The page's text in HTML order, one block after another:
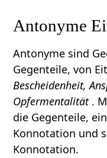
Antonyme
Antonyme sind
Gegenteile, von
Bescheidenheit,
Opfermentalität .
die Gegenteile,
Konnotation und
Konnotation.